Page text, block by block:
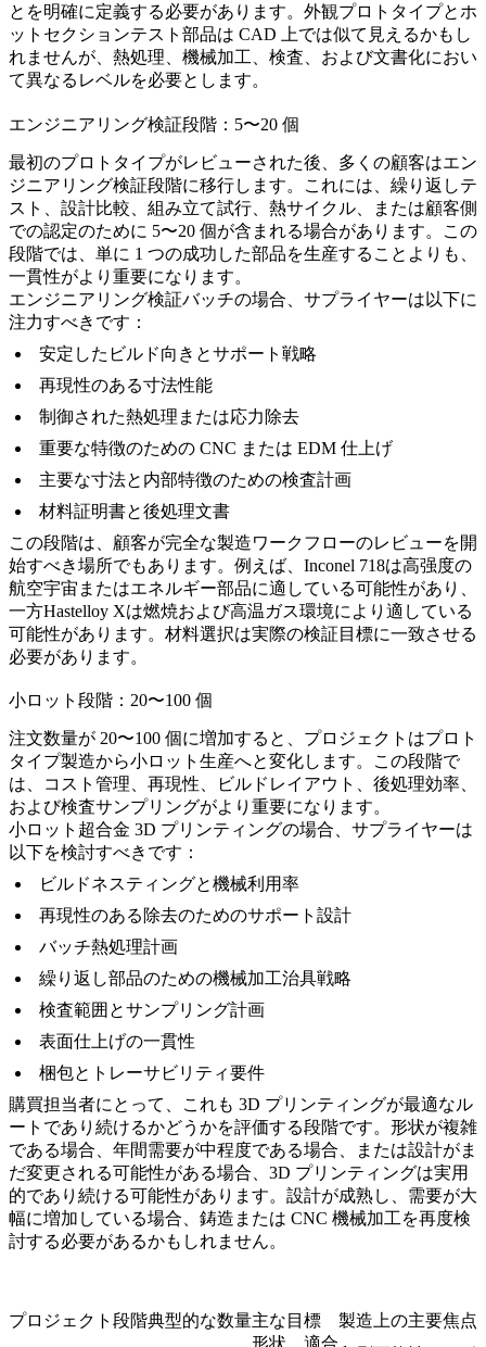
とを明確に定義する必要があります。外観プロトタイプとホ
ットセクションテスト部品は CAD 上では似て見えるかもし
れませんが、熱処理、機械加工、検査、および文書化におい
て異なるレベルを必要とします。
エンジニアリング検証段階：5〜20 個
最初のプロトタイプがレビューされた後、多くの顧客はエン
ジニアリング検証段階に移行します。これには、繰り返しテ
スト、設計比較、組み立て試行、熱サイクル、または顧客側
での認定のために 5〜20 個が含まれる場合があります。この
段階では、単に 1 つの成功した部品を生産することよりも、
一貫性がより重要になります。
エンジニアリング検証バッチの場合、サプライヤーは以下に
注力すべきです：
安定したビルド向きとサポート戦略
再現性のある寸法性能
制御された熱処理または応力除去
重要な特徴のための CNC または EDM 仕上げ
主要な寸法と内部特徴のための検査計画
材料証明書と後処理文書
この段階は、顧客が完全な製造ワークフローのレビューを開
始すべき場所でもあります。例えば、 Inconel 718は高强度の
航空宇宙またはエネルギー部品に適している可能性があり、
一方Hastelloy Xは燃焼および高温ガス環境により適している
可能性があります。材料選択は実際の検証目標に一致させる
必要があります。
小ロット段階：20〜100 個
注文数量が 20〜100 個に増加すると、プロジェクトはプロト
タイプ製造から小ロット生産へと変化します。この段階で
は、コスト管理、再現性、ビルドレイアウト、後処理効率、
および検査サンプリングがより重要になります。
小ロット超合金 3D プリンティングの場合、サプライヤーは
以下を検討すべきです：
ビルドネスティングと機械利用率
再現性のある除去のためのサポート設計
バッチ熱処理計画
繰り返し部品のための機械加工治具戦略
検査範囲とサンプリング計画
表面仕上げの一貫性
梱包とトレーサビリティ要件
購買担当者にとって、これも 3D プリンティングが最適なル
ートであり続けるかどうかを評価する段階です。形状が複雑
である場合、年間需要が中程度である場合、または設計がま
だ変更される可能性がある場合、3D プリンティングは実用
的であり続ける可能性があります。設計が成熟し、需要が大
幅に増加している場合、鋳造または CNC 機械加工を再度検
討する必要があるかもしれません。
プロジェクト段階典型的な数量主な目標 製造上の主要焦点
形状、適合